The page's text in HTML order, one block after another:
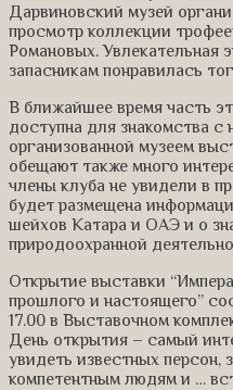
Дарвиновский музей
просмотр коллекции
Романовых. Увлекательная
запасникам понравилась
В ближайшее время часть
доступна для знакомства с
организованной музеем
обещают также много
члены клуба не увидели в
будет размещена
шейхов Катара и ОАЭ и о
природоохранной
Открытие выставки
прошлого и настоящего”
17.00 в Выставочном
День открытия – самый
увидеть известных персон,
компетентным людям и …